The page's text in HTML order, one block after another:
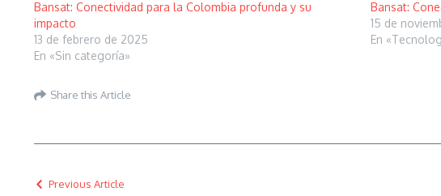
Bansat: Conectividad para la Colombia profunda y su
impacto
13 de febrero de 2025
En «Sin categoría»
Bansat:
15 de
En
Share this Article
Previous Article